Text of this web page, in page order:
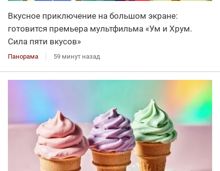
Вкусное приключение на большом экране:
готовится премьера мультфильма «Ум и Хрум.
Сила пяти вкусов»
Панорама 59 минут назад